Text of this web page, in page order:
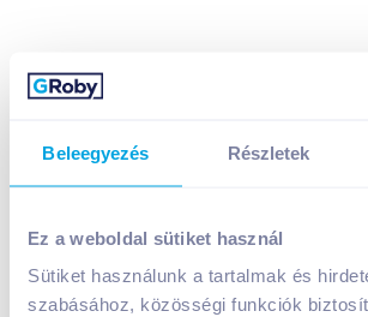
Beleegyezés Részletek
Ez a weboldal sütiket használ
Sütiket használunk a tartalmak és
szabásához, közösségi funkciók
Frittmann Duna-Tisza közi Rosé
1 899Ft /
Egységár: 2 532Ft /liter
Nettó eladási ár: 1 495Ft /db(